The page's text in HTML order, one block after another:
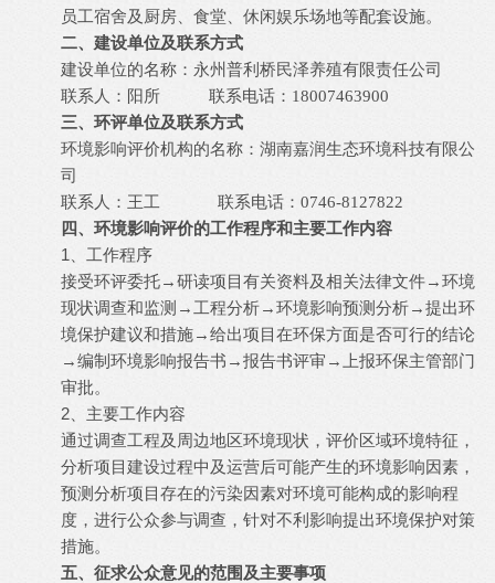
员工宿舍及厨房、食堂、休闲娱乐场地等配套设施。
二、建设单位及联系方式
建设单位的名称： 永州普利桥民泽养殖有限责任公司
联系人：阳所 联系电话： 18007463900
三、环评单位及联系方式
环境影响评价机构的名称：湖南嘉润生态环境科技有限公
司
联系人： 王工 联系电话： 0746-8127822
四、环境影响评价的工作程序和主要工作内容
1 、工作程序
接受环评委托→研读项目有关资料及相关法律文件→环境
现状调查和监测 → 工程分析→环境影响预测分析→提出环
境保护建议和措施→给出项目在环保方面是否可行的结论
→编制环境影响报告书 →报告书评审 →
上报环保主管部门
审批。
2 、主要工作内容
通过调查工程及周边地区环境现状，评价区域环境特征，
分析项目建设过程中及运营后可能产生的环境影响因素，
预测分析项目存在的污染因素对环境可能构成的影响程
度，进行公众参与调查，针对不利影响提出环境保护对策
措施。
五、征求公众意见的范围及主要事项